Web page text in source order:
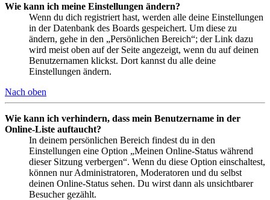
Wie kann ich meine Einstellungen ändern?
Wenn du dich registriert hast, werden alle deine Einstellungen
in der Datenbank des Boards gespeichert. Um diese zu
ändern, gehe in den „Persönlichen Bereich“; der Link dazu
wird meist oben auf der Seite angezeigt, wenn du auf deinen
Benutzernamen klickst. Dort kannst du alle deine
Einstellungen ändern.
Nach oben
Wie kann ich verhindern, dass mein Benutzername in der
Online-Liste auftaucht?
In deinem persönlichen Bereich findest du in den
Einstellungen eine Option „Meinen Online-Status während
dieser Sitzung verbergen“. Wenn du diese Option einschaltest,
können nur Administratoren, Moderatoren und du selbst
deinen Online-Status sehen. Du wirst dann als unsichtbarer
Besucher gezählt.